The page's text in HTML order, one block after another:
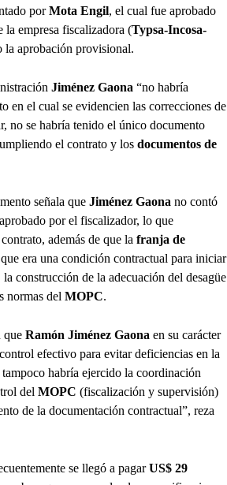
porMota Engil, el cual fue aprobado
la empresa fiscalizadora (Typsa-Incosa-
la aprobación provisional.
Jiménez Gaona “no habría
en el cual se evidencien las correcciones de
no se habría tenido el único documento
el contrato y los documentos de
señala que Jiménez Gaona no contó
aprobado por el fiscalizador, lo que
además de que la franja de
era una condición contractual para iniciar
construcción de la adecuación del desagüe
normas del MOPC.
que Ramón Jiménez Gaona en su carácter
efectivo para evitar deficiencias en la
habría ejercido la coordinación
del MOPC (fiscalización y supervisión)
de la documentación contractual”, reza
se llegó a pagarUS$ 29